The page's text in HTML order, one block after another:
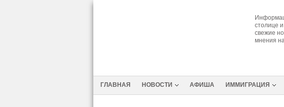
столице
свежие
мнения
ГЛАВНАЯ НОВОСТИ АФИША ИММИГРАЦИЯ